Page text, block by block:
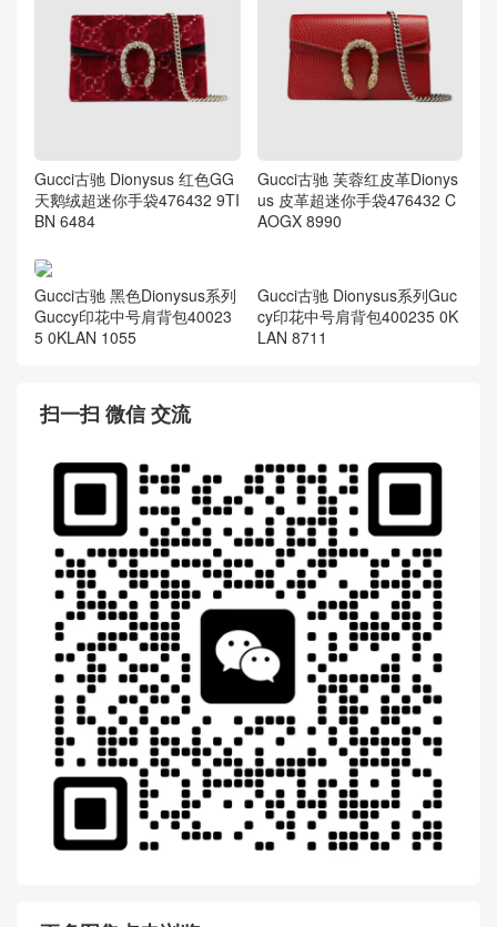
Gucci古驰 476432 CAOGN 8
176 Dionysus黑色皮革超迷你
Gucci古驰 Dionysus Blooms
印花超迷你手袋476432 KU23
N 8693
BN 6484
Gucci古驰 黑色Dionysus系列
Guccy印花中号肩背包40023
5 0KLAN 1055
Gucci古驰 Dionysus系列Guc
cy印花中号肩背包400235 0K
LAN 8711
扫一扫 微信 交流